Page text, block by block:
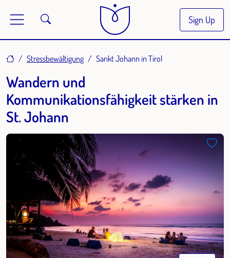
Sign Up
HomeStressbewältigung Sankt Johann in Tirol
Wandern und
Kommunikationsfähigkeit stärken in
St. Johann